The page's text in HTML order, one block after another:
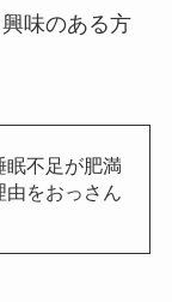
味のある方
眠不足が肥満
由をおっさん